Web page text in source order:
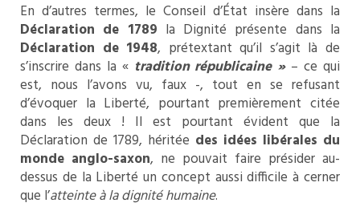
En d’autres termes, le Conseil d’État insère dans la
Déclaration de 1789 la Dignité présente dans la
Déclaration de 1948, prétextant qu’il s’agit là de
s’inscrire dans la « tradition républicaine »– ce qui
est, nous l’avons vu, faux -, tout en se refusant
d’évoquer la Liberté, pourtant premièrement citée
dans les deux ! Il est pourtant évident que la
Déclaration de 1789, héritée des idées libérales du
monde anglo-saxon, ne pouvait faire présider au-
dessus de la Liberté un concept aussi difficile à cerner
que l’atteinte à la dignité humaine.